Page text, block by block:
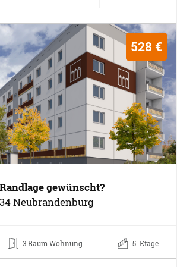
528 €
gewünscht?
Neubrandenburg
3 Raum Wohnung 5. Etage